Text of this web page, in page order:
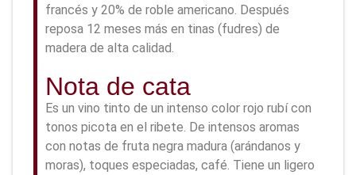
francés y 20% de roble americano. Después
reposa 12 meses más en tinas (fudres) de
madera de alta calidad.
Nota de cata
Es un vino tinto de un intenso color rojo rubí con
tonos picota en el ribete. De intensos aromas
con notas de fruta negra madura (arándanos y
moras), toques especiadas, café. Tiene un ligero